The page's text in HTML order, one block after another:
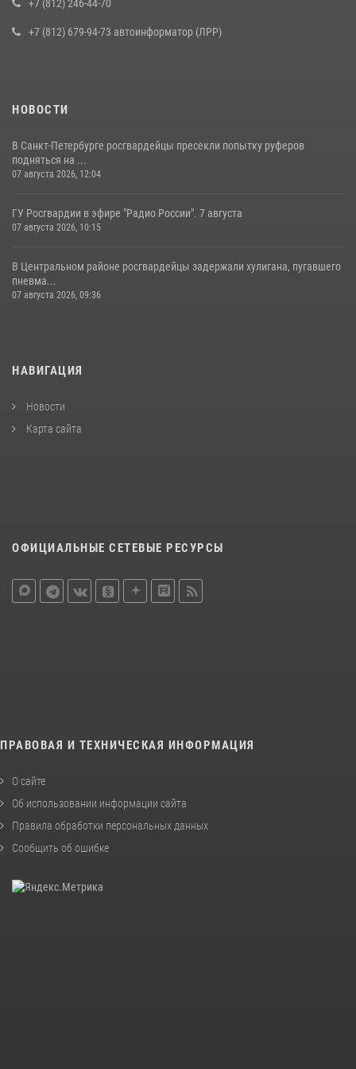
+7 (812) 246-44-70
+7 (812) 679-94-73 автоинформатор (ЛРР)
НОВОСТИ
В Санкт-Петербурге росгвардейцы пресекли попытку руферов
подняться на ...
07 августа 2026, 12:04
ГУ Росгвардии в эфире "Радио России". 7 августа
07 августа 2026, 10:15
В Центральном районе росгвардейцы задержали хулигана, пугавшего
пневма...
07 августа 2026, 09:36
НАВИГАЦИЯ
Новости
Карта сайта
ОФИЦИАЛЬНЫЕ СЕТЕВЫЕ РЕСУРСЫ
ПРАВОВАЯ И ТЕХНИЧЕСКАЯ ИНФОРМАЦИЯ
О сайте
Об использовании информации сайта
Правила обработки персональных данных
Сообщить об ошибке